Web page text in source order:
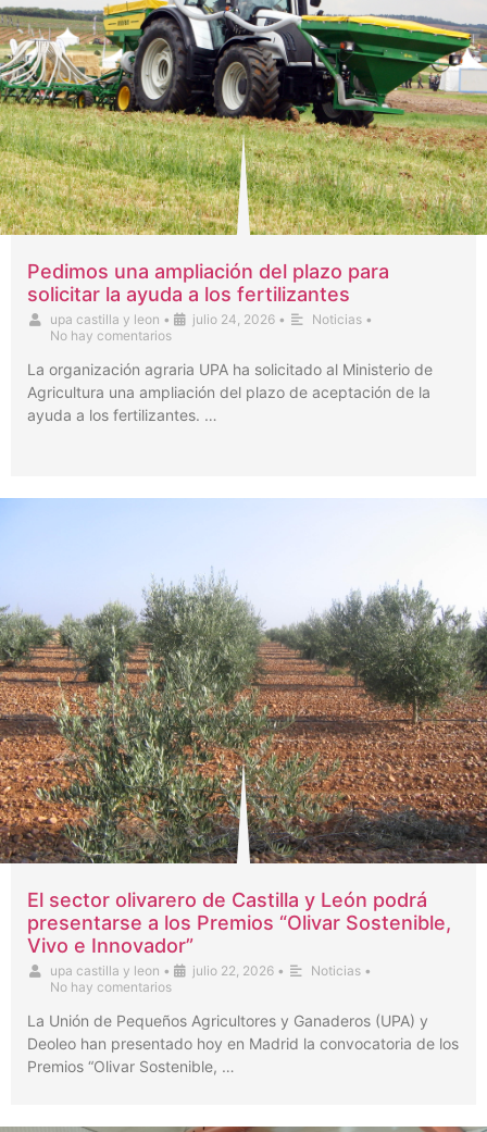
Pedimos una ampliación del plazo para
solicitar la ayuda a los fertilizantes
upa castilla y leon • julio 24, 2026 • Noticias •
No hay comentarios
La organización agraria UPA ha solicitado al Ministerio de
Agricultura una ampliación del plazo de aceptación de la
ayuda a los fertilizantes. …
El sector olivarero de Castilla y León podrá
presentarse a los Premios “Olivar Sostenible,
Vivo e Innovador”
upa castilla y leon • julio 22, 2026 • Noticias •
No hay comentarios
La Unión de Pequeños Agricultores y Ganaderos (UPA) y
Deoleo han presentado hoy en Madrid la convocatoria de los
Premios “Olivar Sostenible, …